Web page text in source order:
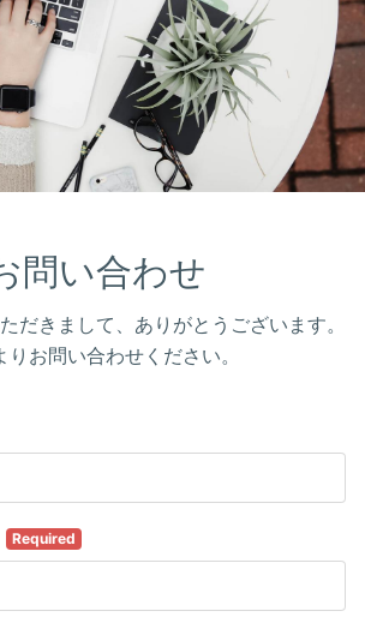
問い合わせ
だきまして、ありがとうございます。
りお問い合わせください。
Required